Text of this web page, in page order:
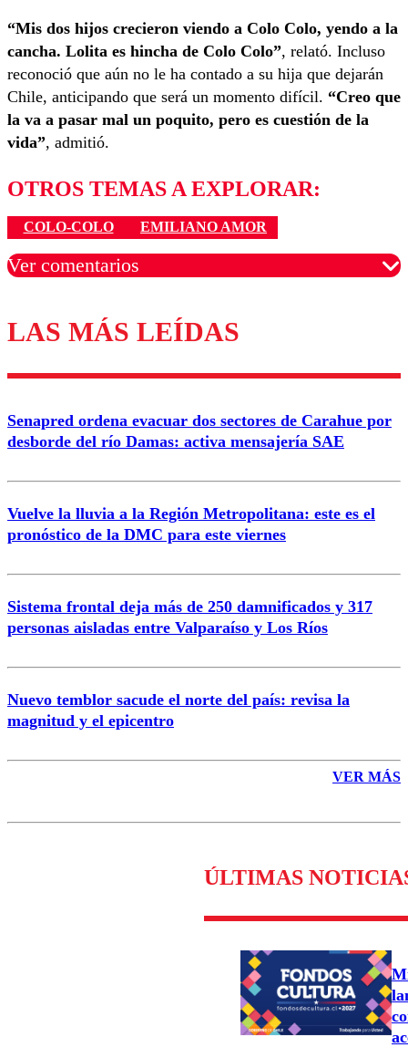
“Mis dos hijos crecieron viendo a Colo Colo, yendo a la
cancha. Lolita es hincha de Colo Colo”, relató. Incluso
reconoció que aún no le ha contado a su hija que dejarán
Chile, anticipando que será un momento difícil. “Creo que
la va a pasar mal un poquito, pero es cuestión de la
vida”, admitió.
OTROS TEMAS A EXPLORAR:
COLO-COLO EMILIANO AMOR
Ver comentarios
Los comentarios son moderados para garantizar un
diálogo respetuoso.
Nombre
Correo
Enviar comentario
LAS MÁS LEÍDAS
Senapred ordena evacuar dos sectores de Carahue por
desborde del río Damas: activa mensajería SAE
Vuelve la lluvia a la Región Metropolitana: este es el
pronóstico de la DMC para este viernes
Sistema frontal deja más de 250 damnificados y 317
personas aisladas entre Valparaíso y Los Ríos
Nuevo temblor sacude el norte del país: revisa la
magnitud y el epicentro
VER MÁS
ÚLTIMAS